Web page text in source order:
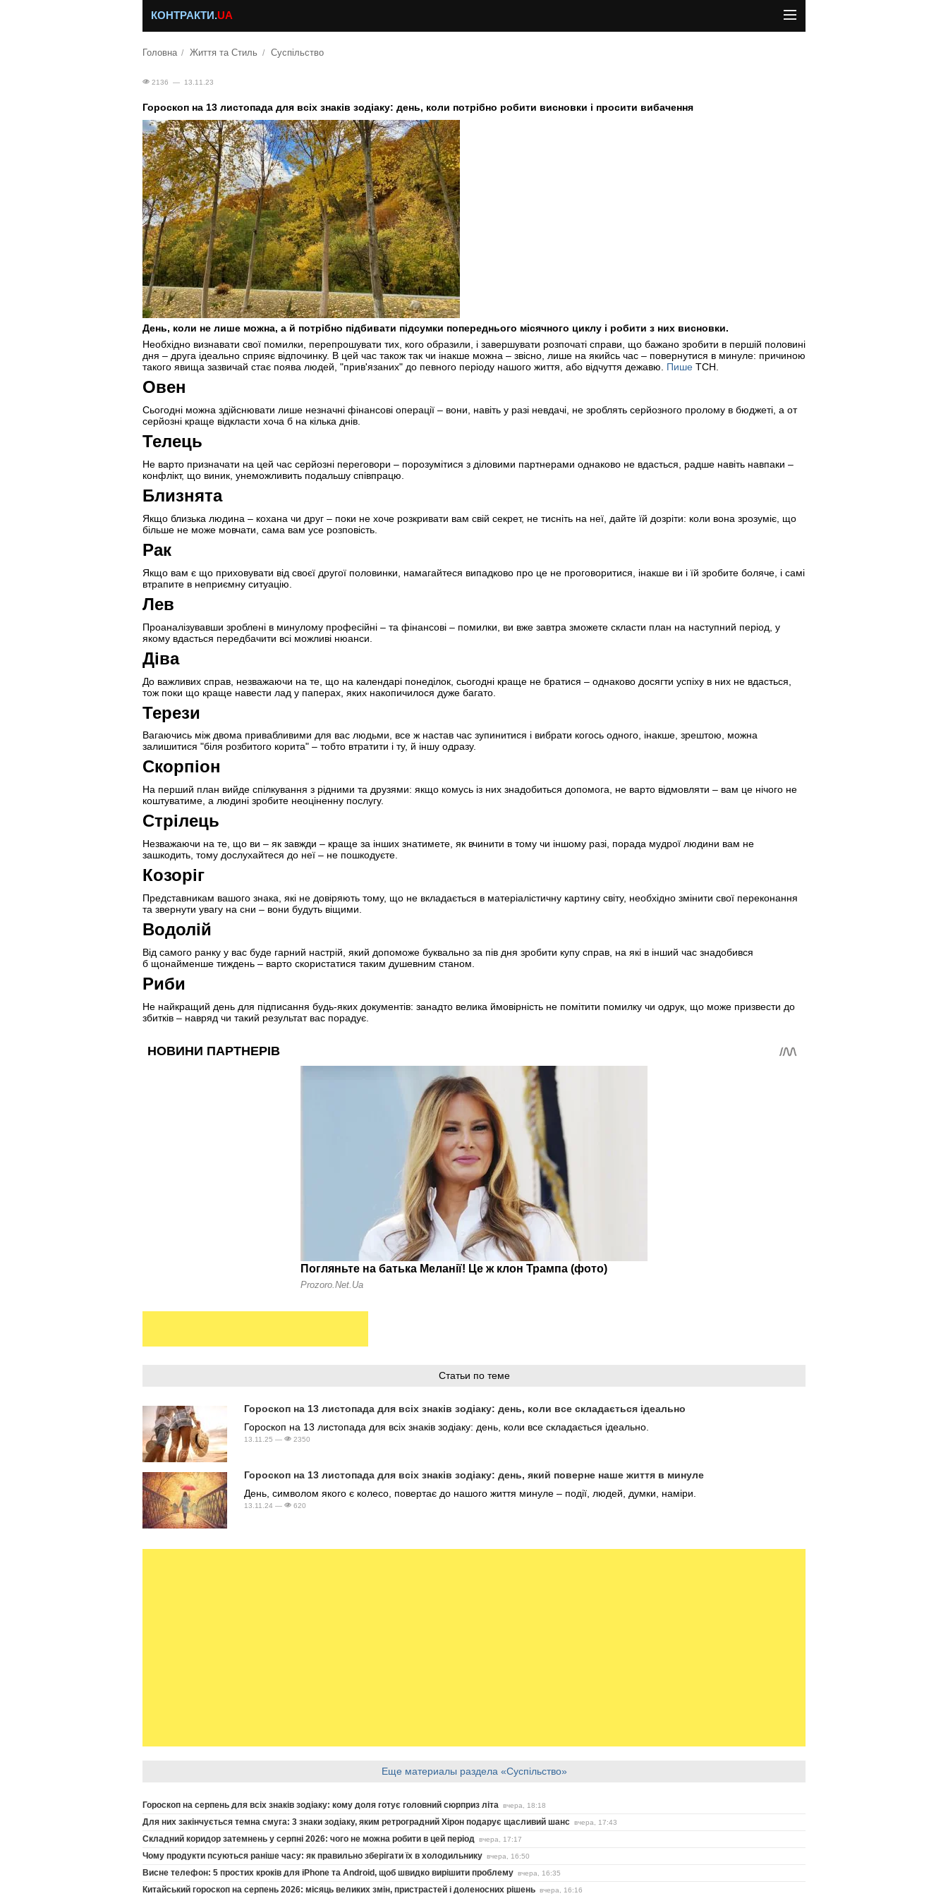
КОНТРАКТИ.UA
Головна Життя та Стиль Суспільство
2136 — 13.11.23
Гороскоп на 13 листопада для всіх знаків зодіаку: день, коли потрібно робити висновки і просити вибачення
День, коли не лише можна, а й потрібно підбивати підсумки попереднього місячного циклу і робити з них висновки.
Необхідно визнавати свої помилки, перепрошувати тих, кого образили, і завершувати розпочаті справи, що бажано зробити в першій половині
дня – друга ідеально сприяє відпочинку. В цей час також так чи інакше можна – звісно, лише на якийсь час – повернутися в минуле: причиною
такого явища зазвичай стає поява людей, "прив'язаних" до певного періоду нашого життя, або відчуття дежавю. Пише ТСН.
Овен
Сьогодні можна здійснювати лише незначні фінансові операції – вони, навіть у разі невдачі, не зроблять серйозного пролому в бюджеті, а от
серйозні краще відкласти хоча б на кілька днів.
Телець
Не варто призначати на цей час серйозні переговори – порозумітися з діловими партнерами однаково не вдасться, радше навіть навпаки –
конфлікт, що виник, унеможливить подальшу співпрацю.
Близнята
Якщо близька людина – кохана чи друг – поки не хоче розкривати вам свій секрет, не тисніть на неї, дайте їй дозріти: коли вона зрозуміє, що
більше не може мовчати, сама вам усе розповість.
Рак
Якщо вам є що приховувати від своєї другої половинки, намагайтеся випадково про це не проговоритися, інакше ви і їй зробите боляче, і самі
втрапите в неприємну ситуацію.
Лев
Проаналізувавши зроблені в минулому професійні – та фінансові – помилки, ви вже завтра зможете скласти план на наступний період, у
якому вдасться передбачити всі можливі нюанси.
Діва
До важливих справ, незважаючи на те, що на календарі понеділок, сьогодні краще не братися – однаково досягти успіху в них не вдасться,
тож поки що краще навести лад у паперах, яких накопичилося дуже багато.
Терези
Вагаючись між двома привабливими для вас людьми, все ж настав час зупинитися і вибрати когось одного, інакше, зрештою, можна
залишитися "біля розбитого корита" – тобто втратити і ту, й іншу одразу.
Скорпіон
На перший план вийде спілкування з рідними та друзями: якщо комусь із них знадобиться допомога, не варто відмовляти – вам це нічого не
коштуватиме, а людині зробите неоціненну послугу.
Стрілець
Незважаючи на те, що ви – як завжди – краще за інших знатимете, як вчинити в тому чи іншому разі, порада мудрої людини вам не
зашкодить, тому дослухайтеся до неї – не пошкодуєте.
Козоріг
Представникам вашого знака, які не довіряють тому, що не вкладається в матеріалістичну картину світу, необхідно змінити свої переконання
та звернути увагу на сни – вони будуть віщими.
Водолій
Від самого ранку у вас буде гарний настрій, який допоможе буквально за пів дня зробити купу справ, на які в інший час знадобився
б щонайменше тиждень – варто скористатися таким душевним станом.
Риби
Не найкращий день для підписання будь-яких документів: занадто велика ймовірність не помітити помилку чи одрук, що може призвести до
збитків – навряд чи такий результат вас порадує.
Статьи по теме
Гороскоп на 13 листопада для всіх знаків зодіаку: день, коли все складається ідеально
Гороскоп на 13 листопада для всіх знаків зодіаку: день, коли все складається ідеально.
13.11.25 — 2350
Гороскоп на 13 листопада для всіх знаків зодіаку: день, який поверне наше життя в минуле
День, символом якого є колесо, повертає до нашого життя минуле – події, людей, думки, наміри.
13.11.24 — 620
Еще материалы раздела «Суспільство»
Гороскоп на серпень для всіх знаків зодіаку: кому доля готує головний сюрприз літа вчера, 18:18
Для них закінчується темна смуга: 3 знаки зодіаку, яким ретроградний Хірон подарує щасливий шанс вчера, 17:43
Складний коридор затемнень у серпні 2026: чого не можна робити в цей період вчера, 17:17
Чому продукти псуються раніше часу: як правильно зберігати їх в холодильнику вчера, 16:50
Висне телефон: 5 простих кроків для iPhone та Android, щоб швидко вирішити проблему вчера, 16:35
Китайський гороскоп на серпень 2026: місяць великих змін, пристрастей і доленосних рішень вчера, 16:16